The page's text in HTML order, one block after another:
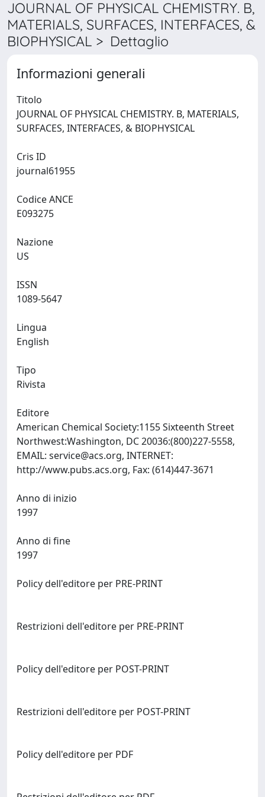
JOURNAL OF PHYSICAL CHEMISTRY. B,
MATERIALS, SURFACES, INTERFACES, &
BIOPHYSICAL > Dettaglio
Informazioni generali
Titolo
JOURNAL OF PHYSICAL CHEMISTRY. B, MATERIALS,
Cris ID
Codice ANCE
Nazione
ISSN
Lingua
Tipo
Rivista
Editore
American Chemical Society:1155 Sixteenth Street
Northwest:Washington, DC 20036:(800)227-5558,
EMAIL: service@acs.org, INTERNET:
Anno di inizio
Anno di fine
Policy dell'editore per PRE-PRINT
Restrizioni dell'editore per PRE-PRINT
Policy dell'editore per POST-PRINT
Restrizioni dell'editore per POST-PRINT
Policy dell'editore per PDF